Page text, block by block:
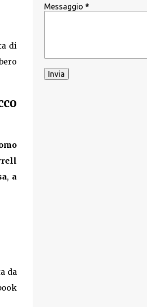
di
, a
da
Messaggio *